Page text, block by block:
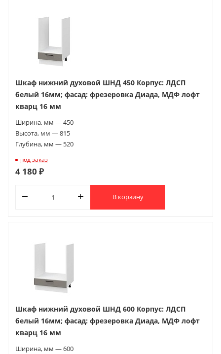
Шкаф нижний духовой ШНД 450 Корпус: ЛДСП
белый 16мм; фасад: фрезеровка Диада, МДФ лофт
кварц 16 мм
Ширина, мм — 450
Высота, мм — 815
Глубина, мм — 520
под заказ
4 180 ₽
В корзину
Шкаф нижний духовой ШНД 600 Корпус: ЛДСП
белый 16мм; фасад: фрезеровка Диада, МДФ лофт
кварц 16 мм
Ширина, мм — 600